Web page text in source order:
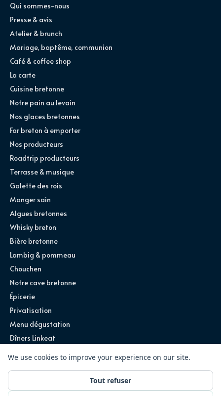
Qui sommes-nous
Presse & avis
Atelier & brunch
Mariage, baptême, communion
Café & coffee shop
La carte
Cuisine bretonne
Notre pain au levain
Nos glaces bretonnes
Far breton à emporter
Nos producteurs
Roadtrip producteurs
Terrasse & musique
Galette des rois
Manger sain
Algues bretonnes
Whisky breton
Bière bretonne
Lambig & pommeau
Chouchen
Notre cave bretonne
Épicerie
Privatisation
Menu dégustation
Dîners Linkeat
©2026Ty Louis · Tous droits réservés Site conçu parExploreum